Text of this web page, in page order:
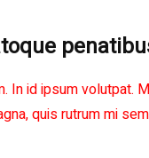
In id ipsum volutpat.
quis rutrum mi